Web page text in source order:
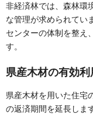
非経済林では、森林環
な管理が求められてい
センターの体制を整え
す。
県産木材の有効利
県産木材を用いた住宅
の返済期間を延長しま